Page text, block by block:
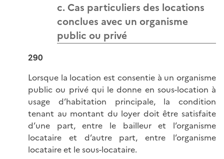
c. Cas particuliers des locations
conclues avec un organisme
public ou privé
290
Lorsque la location est consentie à un organisme
public ou privé qui le donne en sous-location à
usage d’habitation principale, la condition
tenant au montant du loyer doit être satisfaite
d’une part, entre le bailleur et l’organisme
locataire et d’autre part, entre l’organisme
locataire et le sous-locataire.